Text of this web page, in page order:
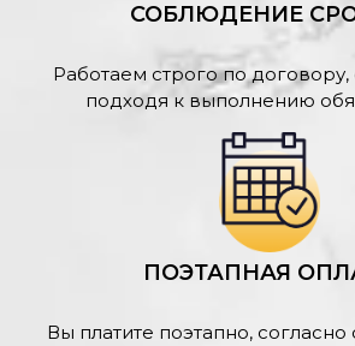
СОБЛЮДЕНИЕ
Работаем строго по договору,
подходя к выполнению
ПОЭТАПНАЯ
Вы платите поэтапно,